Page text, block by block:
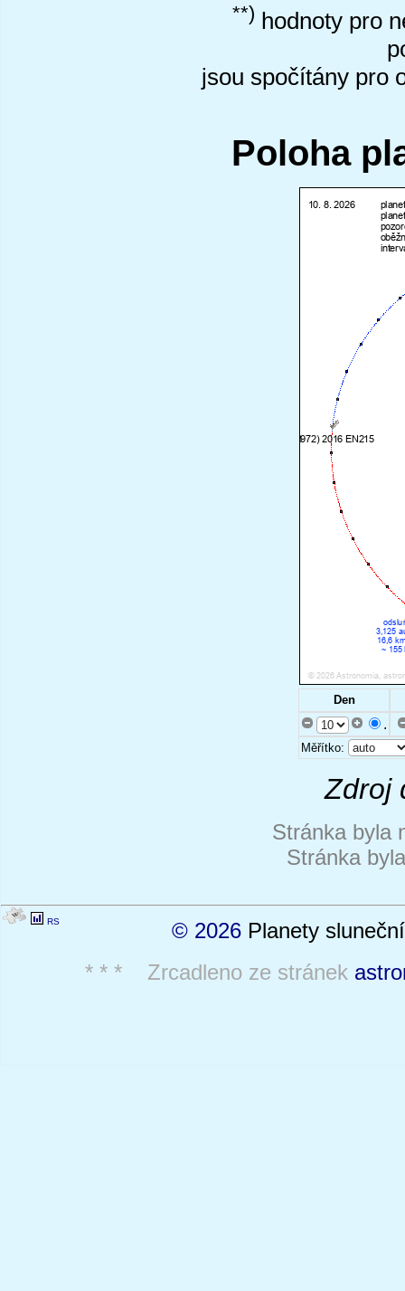
**) hodnoty pro
jsou spočítány pro
Poloha
Den
.
Měřítko:
Zdroj
Stránka byla
Stránka
RS © 2026 Planety
* * * Zrcadleno ze stránek